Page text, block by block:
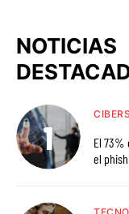
NOTICIAS
El 73%
el